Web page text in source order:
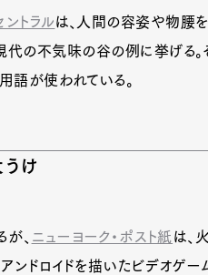
ントラルは、人間の容姿や物腰
現代の不気味の谷の例に挙げる
語が使われている。
け
、 ニューヨーク・ポスト紙は、
ンドロイドを描いたビデオゲ